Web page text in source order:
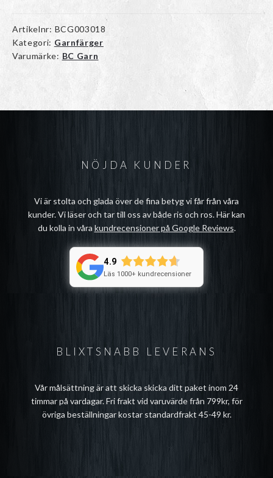
Artikelnr: BCG003018
Kategori: Garnfärger
Varumärke: BC Garn
BLIXTSNABB LEVERANS
Vår målsättning är att skicka skicka ditt paket inom 24
timmar på vardagar. Fri frakt vid varuvärde från 799kr, för
övriga beställningar kostar standardfrakt 45-49 kr.
NÖJDA KUNDER
Vi är stolta och glada över de fina betyg vi får från våra
kunder. Vi läser och tar till oss av både ris och ros. Här kan
du kolla in våra kundrecensioner på Google Reviews.
4.9
Läs 1000+ kundrecensioner